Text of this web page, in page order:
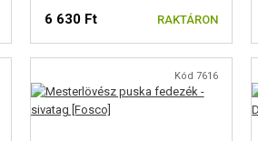
6 630 Ft RAKTÁRON
Kód 7616